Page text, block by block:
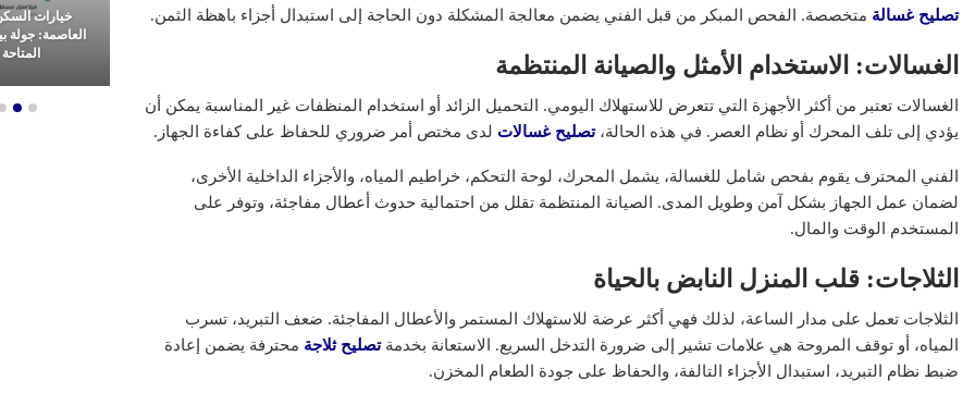
تصليح غسالة متخصصة. الفحص المبكر من قبل الفني يضمن معالجة المشكلة دون الحاجة إلى استبدال أجزاء باهظة الثمن.
الغسالات: الاستخدام الأمثل والصيانة المنتظمة
الغسالات تعتبر من أكثر الأجهزة التي تتعرض للاستهلاك اليومي. التحميل الزائد أو استخدام المنظفات غير المناسبة يمكن أن
يؤدي إلى تلف المحرك أو نظام العصر. في هذه الحالة،تصليح غسالات لدى مختص أمر ضروري للحفاظ على كفاءة الجهاز.
الفني المحترف يقوم بفحص شامل للغسالة، يشمل المحرك، لوحة التحكم، خراطيم المياه، والأجزاء الداخلية الأخرى،
لضمان عمل الجهاز بشكل آمن وطويل المدى. الصيانة المنتظمة تقلل من احتمالية حدوث أعطال مفاجئة، وتوفر على
المستخدم الوقت والمال.
الثلاجات: قلب المنزل النابض بالحياة
الثلاجات تعمل على مدار الساعة، لذلك فهي أكثر عرضة للاستهلاك المستمر والأعطال المفاجئة. ضعف التبريد، تسرب
المياه، أو توقف المروحة هي علامات تشير إلى ضرورة التدخل السريع. الاستعانة بخدمةتصليح ثلاجة محترفة يضمن إعادة
ضبط نظام التبريد، استبدال الأجزاء التالفة، والحفاظ على جودة الطعام المخزن.
رقمية في عالم العقارات
مشاريع شركة الأولى للتطوير
خيارات
العاصمة: جولة
المتاحة